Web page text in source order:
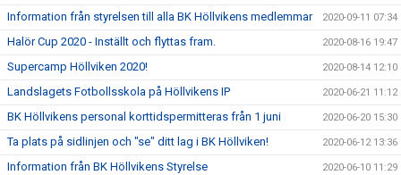
Information från styrelsen till alla BK Höllvikens medlemmar 2020-09-11 07:34
Halör Cup 2020 - Inställt och flyttas fram. 2020-08-16 19:47
Supercamp Höllviken 2020! 2020-08-14 12:10
Landslagets Fotbollsskola på Höllvikens IP 2020-06-21 11:12
BK Höllvikens personal korttidspermitteras från 1 juni 2020-06-20 15:30
Ta plats på sidlinjen och "se" ditt lag i BK Höllviken! 2020-06-12 13:36
Information från BK Höllvikens Styrelse 2020-06-10 11:29